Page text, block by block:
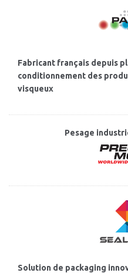
Fabricant français depuis
conditionnement des
visqueux
Pesage
Solution de packaging